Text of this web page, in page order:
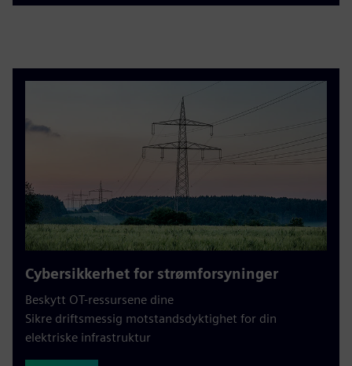
Cybersikkerhet for strømforsyninger
Beskytt OT-ressursene dine
Sikre driftsmessig motstandsdyktighet for din
elektriske infrastruktur